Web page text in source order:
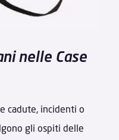
nelle Case
cadute, incidenti o
gli ospiti delle